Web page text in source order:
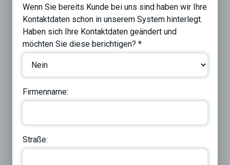
Wenn Sie bereits Kunde bei uns sind haben wir Ihre
Kontaktdaten schon in unserem System hinterlegt.
Haben sich Ihre Kontaktdaten geändert und
möchten Sie diese berichtigen? *
Firmenname:
Straße: